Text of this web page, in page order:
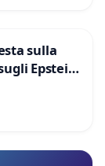
sulla
Epstein